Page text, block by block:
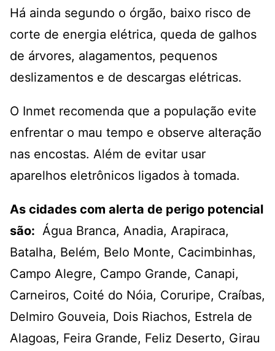
Há ainda segundo o órgão, baixo risco de
corte de energia elétrica, queda de galhos
de árvores, alagamentos, pequenos
deslizamentos e de descargas elétricas.
O Inmet recomenda que a população evite
enfrentar o mau tempo e observe alteração
nas encostas. Além de evitar usar
aparelhos eletrônicos ligados à tomada.
As cidades com alerta de perigo potencial
são: Água Branca, Anadia, Arapiraca,
Batalha, Belém, Belo Monte, Cacimbinhas,
Campo Alegre, Campo Grande, Canapi,
Carneiros, Coité do Nóia, Coruripe, Craíbas,
Delmiro Gouveia, Dois Riachos, Estrela de
Alagoas, Feira Grande, Feliz Deserto, Girau